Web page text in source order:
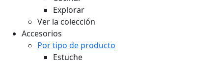
Explorar
Ver la colección
Accesorios
Por tipo de producto
Estuche